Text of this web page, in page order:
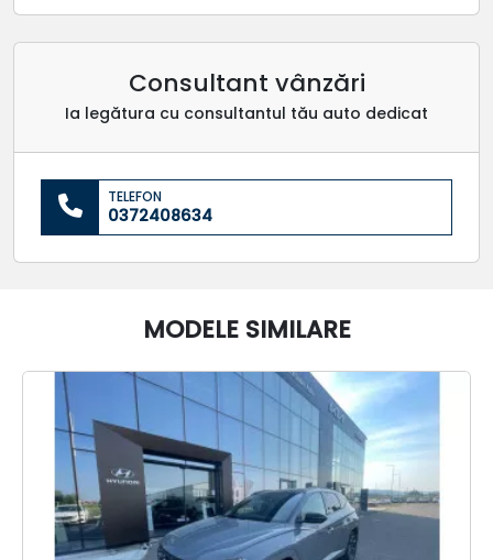
Consultant vânzări
Ia legătura cu consultantul tău auto dedicat
TELEFON
0372408634
MODELE SIMILARE